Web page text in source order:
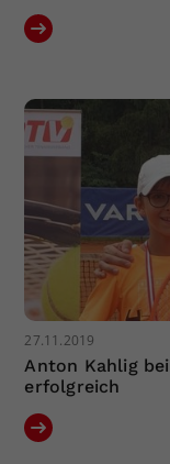
27.11.2019
Anton Kahlig
erfolgreich